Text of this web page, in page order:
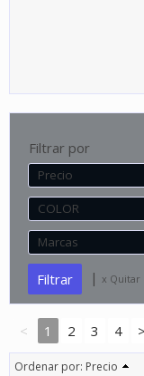
Filtrar por
Precio
COLOR
Marcas
| x Quitar
< 1 2 3 4 >
Ordenar por: Precio